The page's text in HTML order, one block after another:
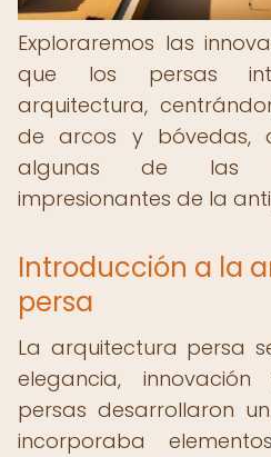
Exploraremos las
que los persas
arquitectura,
de arcos y bóvedas,
algunas de las
impresionantes de la
Introducción a la
persa
La arquitectura persa
elegancia,
persas desarrollaron
incorporaba